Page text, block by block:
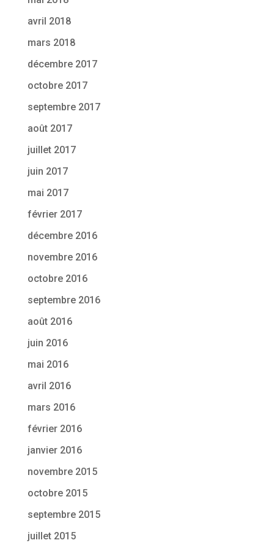
avril 2018
mars 2018
décembre 2017
octobre 2017
septembre 2017
août 2017
juillet 2017
juin 2017
mai 2017
février 2017
décembre 2016
novembre 2016
octobre 2016
septembre 2016
août 2016
juin 2016
mai 2016
avril 2016
mars 2016
février 2016
janvier 2016
novembre 2015
octobre 2015
septembre 2015
juillet 2015